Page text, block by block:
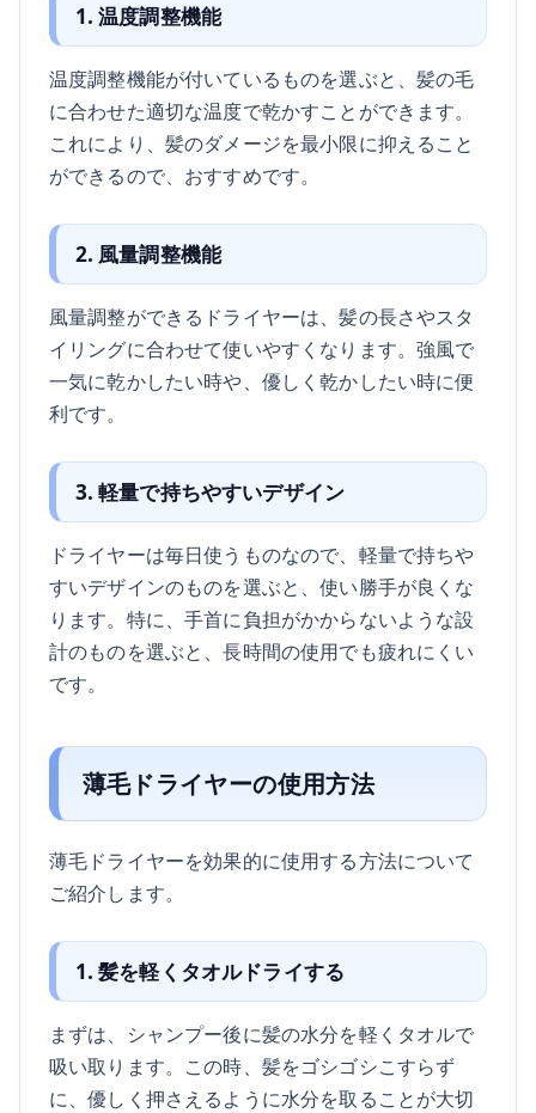
1. 温度調整機能
温度調整機能が付いているものを選ぶと、髪の毛
に合わせた適切な温度で乾かすことができます。
これにより、髪のダメージを最小限に抑えること
ができるので、おすすめです。
2. 風量調整機能
風量調整ができるドライヤーは、髪の長さやスタ
イリングに合わせて使いやすくなります。強風で
一気に乾かしたい時や、優しく乾かしたい時に便
利です。
3. 軽量で持ちやすいデザイン
ドライヤーは毎日使うものなので、軽量で持ちや
すいデザインのものを選ぶと、使い勝手が良くな
ります。特に、手首に負担がかからないような設
計のものを選ぶと、長時間の使用でも疲れにくい
です。
薄毛ドライヤーの使用方法
薄毛ドライヤーを効果的に使用する方法について
ご紹介します。
1. 髪を軽くタオルドライする
まずは、シャンプー後に髪の水分を軽くタオルで
吸い取ります。この時、髪をゴシゴシこすらず
に、優しく押さえるように水分を取ることが大切